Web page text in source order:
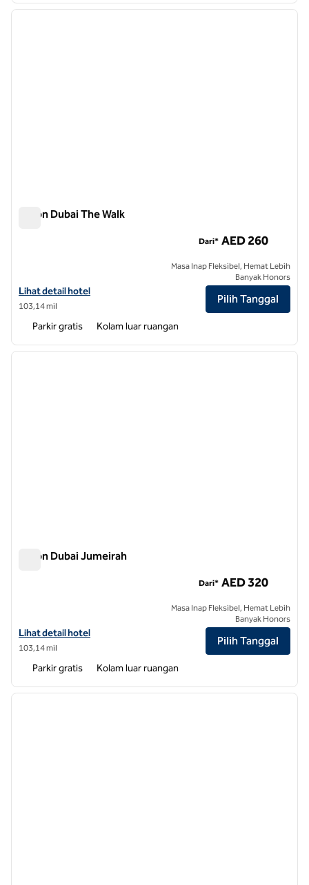
1 dari 12
Hilton Dubai The Walk
Lihat detail hotel untuk Hilton Dubai The Walk
Lihat detail hotel
103,14 mil
Dari* AED 260
Masa Inap Fleksibel, Hemat Lebih
Banyak Honors
Pilih Tanggal
Parkir gratis Kolam luar ruangan
1 dari 12
Hilton Dubai Jumeirah
Lihat detail hotel untuk Hilton Dubai Jumeirah
Lihat detail hotel
103,14 mil
Dari* AED 320
Masa Inap Fleksibel, Hemat Lebih
Banyak Honors
Pilih Tanggal
Parkir gratis Kolam luar ruangan
1 dari 12